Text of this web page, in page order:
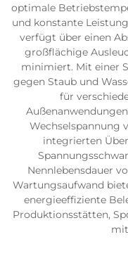
optimale
und konstante
verfügt über einen
großflächige
minimiert. Mit einer
gegen Staub und
für
Wechselspannung
integrierten
Nennlebensdauer
Wartungsaufwand
energieeffiziente
Produktionsstätten,